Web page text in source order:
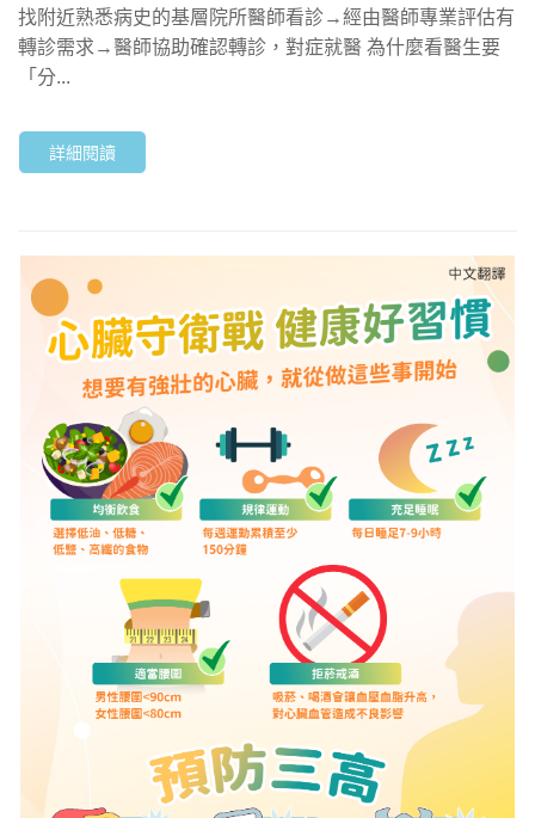
找附近熟悉病史的基層院所醫師看診→經由醫師專業評估有
轉診需求→醫師協助確認轉診，對症就醫 為什麼看醫生要
「分...
詳細閱讀